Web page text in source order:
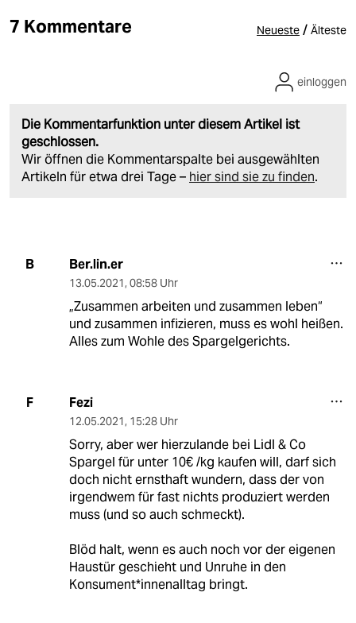
7 Kommentare Neueste / Älteste
Die Kommentarfunktion unter diesem Artikel ist
geschlossen.
Wir öffnen die Kommentarspalte bei ausgewählten
Artikeln für etwa drei Tage – hier sind sie zu finden.
einloggen
B Ber.lin.er
13.05.2021, 08:58 Uhr
„Zusammen arbeiten und zusammen leben“
und zusammen infizieren, muss es wohl heißen.
Alles zum Wohle des Spargelgerichts.
F Fezi
12.05.2021, 15:28 Uhr
Sorry, aber wer hierzulande bei Lidl & Co
Spargel für unter 10€ /kg kaufen will, darf sich
doch nicht ernsthaft wundern, dass der von
irgendwem für fast nichts produziert werden
muss (und so auch schmeckt).
Blöd halt, wenn es auch noch vor der eigenen
Haustür geschieht und Unruhe in den
Konsument*innenalltag bringt.